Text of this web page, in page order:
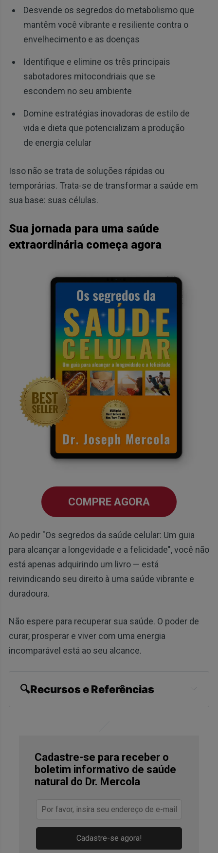
Desvende os segredos do metabolismo que
mantêm você vibrante e resiliente contra o
envelhecimento e as doenças
Identifique e elimine os três principais
sabotadores mitocondriais que se
escondem no seu ambiente
Domine estratégias inovadoras de estilo de
vida e dieta que potencializam a produção
de energia celular
Isso não se trata de soluções rápidas ou
temporárias. Trata-se de transformar a saúde em
sua base: suas células.
Sua jornada para uma saúde
extraordinária começa agora
COMPRE AGORA
Ao pedir "Os segredos da saúde celular: Um guia
para alcançar a longevidade e a felicidade", você não
está apenas adquirindo um livro — está
reivindicando seu direito à uma saúde vibrante e
duradoura.
Não espere para recuperar sua saúde. O poder de
curar, prosperar e viver com uma energia
incomparável está ao seu alcance.
🔍Recursos e Referências
Journal of Neurology, Neurosurgery
and Psychiatry, 1993; 56(9)
Centers for Disease Control and
Prevention, When to Talk to Your
Doctor About Memory Loss, A growing
problem - bullet 1
Cadastre-se para receber o
boletim informativo de saúde
natural do Dr. Mercola
Cadastre-se agora!